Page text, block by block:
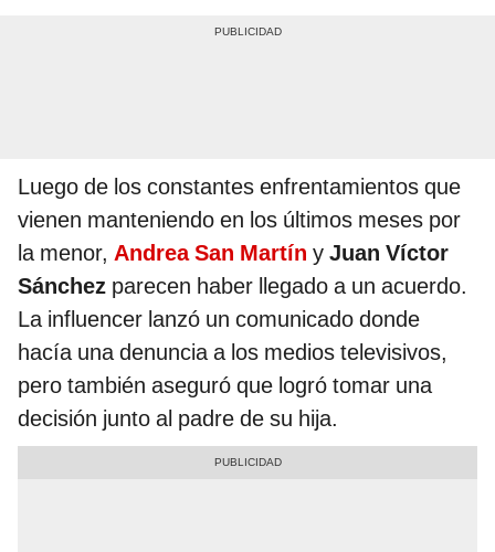
Luego de los constantes enfrentamientos que
vienen manteniendo en los últimos meses por
la menor, Andrea San Martín y Juan Víctor
Sánchez parecen haber llegado a un acuerdo.
La influencer lanzó un comunicado donde
hacía una denuncia a los medios televisivos,
pero también aseguró que logró tomar una
decisión junto al padre de su hija.